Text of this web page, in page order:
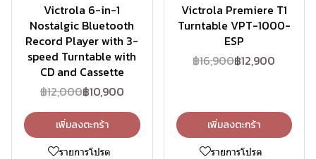
Victrola 6-in-1
Nostalgic Bluetooth
Record Player with 3-
speed Turntable with
CD and Cassette
฿12,000฿10,900
เพิ่มลงตะกร้า
รายการโปรด
Victrola Premiere T1
Turntable VPT-1000-
ESP
฿16,900฿12,900
เพิ่มลงตะกร้า
รายการโปรด